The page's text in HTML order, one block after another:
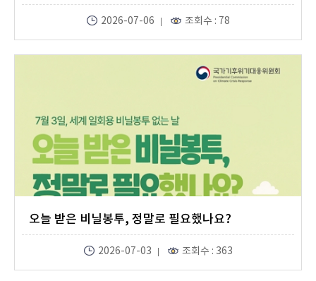
2026-07-06 조회수 : 78
오늘 받은 비닐봉투, 정말로 필요했나요?
2026-07-03 조회수 : 363